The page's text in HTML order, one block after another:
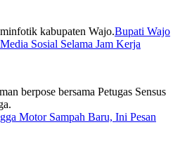
Bupati Wajo
Sosial Selama Jam Kerja
Motor Sampah Baru, Ini Pesan